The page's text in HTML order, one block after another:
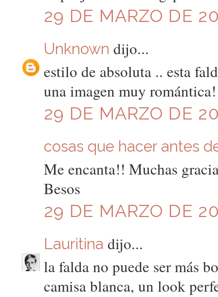
29 DE MARZO DE
Unknown dijo...
estilo de absoluta .. esta
una imagen muy romántica!
29 DE MARZO DE
cosas que hacer antes
Me encanta!! Muchas
Besos
29 DE MARZO DE
Lauritina dijo...
la falda no puede ser más
camisa blanca, un look